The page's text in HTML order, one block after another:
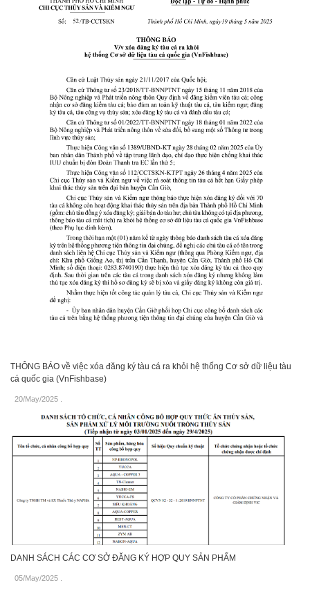
THÔNG BÁO về việc xóa đăng ký tàu cá ra khỏi hệ thống Cơ sở dữ liệu tàu
cá quốc gia (VnFishbase)
20/May/2025
DANH SÁCH CÁC CƠ SỞ ĐĂNG KÝ HỢP QUY SẢN PHẨM
05/May/2025